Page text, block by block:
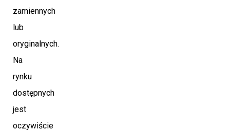
zamiennych
lub
oryginalnych.
Na
rynku
dostępnych
jest
oczywiście